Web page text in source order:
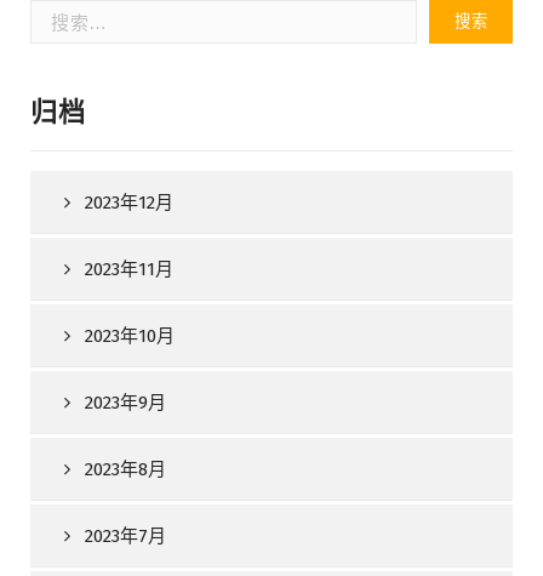
索：
归档
2023年12月
2023年11月
2023年10月
2023年9月
2023年8月
2023年7月